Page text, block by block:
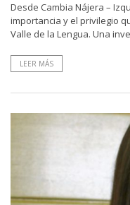
Desde Cambia Nájera –
importancia y el privilegio
Valle de la Lengua. Una
LEER MÁS